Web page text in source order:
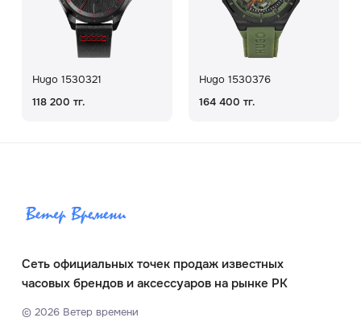
Hugo 1530321
118 200 тг.
Hugo 1530376
164 400 тг.
Сеть официальных точек продаж известных
часовых брендов и аксессуаров на рынке РК
© 2026Ветер времени